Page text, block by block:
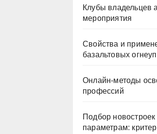
Клубы владельцев
мероприятия
Свойства и
базальтовых
Онлайн-методы
профессий
Подбор
параметрам: